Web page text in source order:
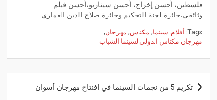
فلسطين، أحسن إخراج، أحسن سيناريو،أحسن فيلم
وثائقي،جائزة لجنة التحكيم وجائزة صلاح الدين الغماري
Tags: أفلام, سينما, مكناس, مهرجان,
مهرجان مكناس الدولي لسينما الشباب
تكريم 5 من نجمات السينما في افتتاح مهرجان أسوان